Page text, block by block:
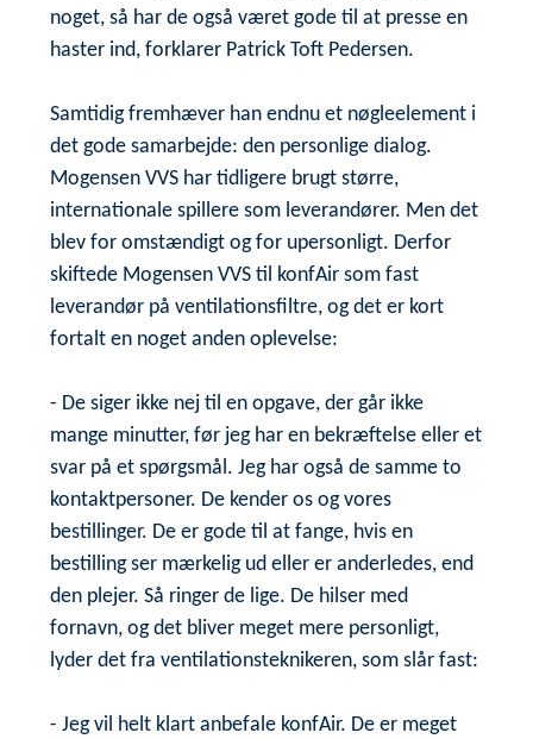
noget, så har de også været gode til at presse en
haster ind, forklarer Patrick Toft Pedersen.
Samtidig fremhæver han endnu et nøgleelement i
det gode samarbejde: den personlige dialog.
Mogensen VVS har tidligere brugt større,
internationale spillere som leverandører. Men det
blev for omstændigt og for upersonligt. Derfor
skiftede Mogensen VVS til konfAir som fast
leverandør på ventilationsfiltre, og det er kort
fortalt en noget anden oplevelse:
- De siger ikke nej til en opgave, der går ikke
mange minutter, før jeg har en bekræftelse eller et
svar på et spørgsmål. Jeg har også de samme to
kontaktpersoner. De kender os og vores
bestillinger. De er gode til at fange, hvis en
bestilling ser mærkelig ud eller er anderledes, end
den plejer. Så ringer de lige. De hilser med
fornavn, og det bliver meget mere personligt,
lyder det fra ventilationsteknikeren, som slår fast:
- Jeg vil helt klart anbefale konfAir. De er meget